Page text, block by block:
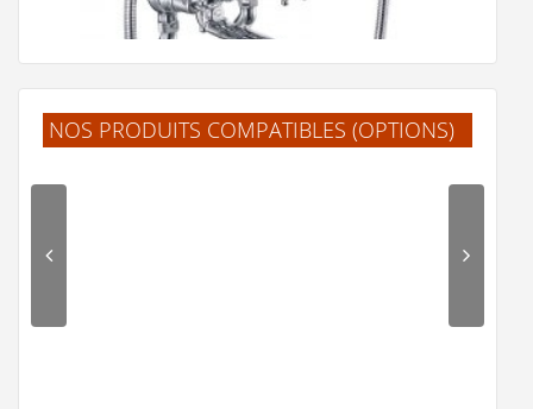
NOS PRODUITS COMPATIBLES (OPTIONS)